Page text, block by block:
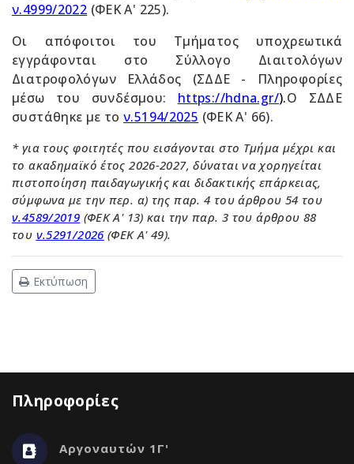
ν.4999/2022 (ΦΕΚ Α' 225).
Οι απόφοιτοι του Τμήματος υποχρεωτικά
εγγράφονται στο Σύλλογο Διαιτολόγων
Διατροφολόγων Ελλάδος (ΣΔΔΕ - Πληροφορίες
μέσω του συνδέσμου: https://hdna.gr/).Ο ΣΔΔΕ
συστάθηκε με το ν.5194/2025 (ΦΕΚ Α' 66).
* για τους φοιτητές που εισάγονται στο Τμήμα μέχρι και
το ακαδημαϊκό έτος 2026-2027, δύναται να χορηγείται
πιστοποίηση παιδαγωγικής και διδακτικής επάρκειας,
σύμφωνα με την περ. α) της παρ. 4 του άρθρου 54 του
ν.4589/2019 (ΦΕΚ Α' 13) και την παρ. 3 του άρθρου 88
του ν.5291/2026(ΦΕΚ Α' 49).
Εκτύπωση
Πληροφορίες
Αργοναυτών 1Γ'